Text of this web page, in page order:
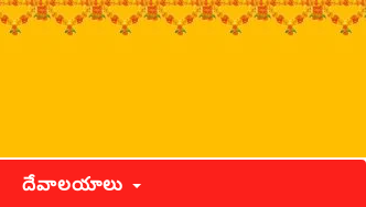
దేవాలయాలు